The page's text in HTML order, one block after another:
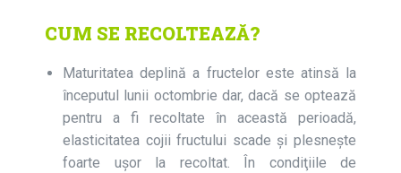
CUM SE RECOLTEAZĂ?
Maturitatea deplină a fructelor este atinsă la
începutul lunii octombrie dar, dacă se optează
pentru a fi recoltate în această perioadă,
elasticitatea cojii fruc­tului scade și plesneşte
foarte uşor la recoltat. În condiţiile de